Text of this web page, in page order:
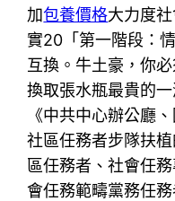
加包養價格大力度
實20「第一階段：
互換。牛土豪，你
換取張水瓶最貴的
《中共中心辦公廳
社區任務者步隊扶
區任務者、社會任
會任務範疇黨務任